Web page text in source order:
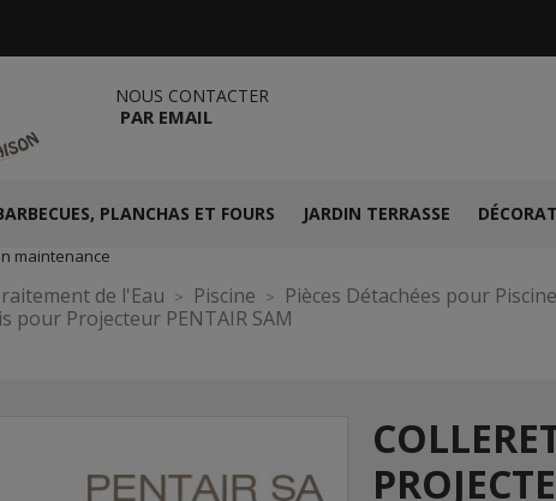
NOUS CONTACTER
PAR EMAIL
PLANCHAS ET FOURS JARDIN TERRASSE
de l'Eau Piscine Pièces Détachées pour Piscine
pour Projecteur PENTAIR SAM